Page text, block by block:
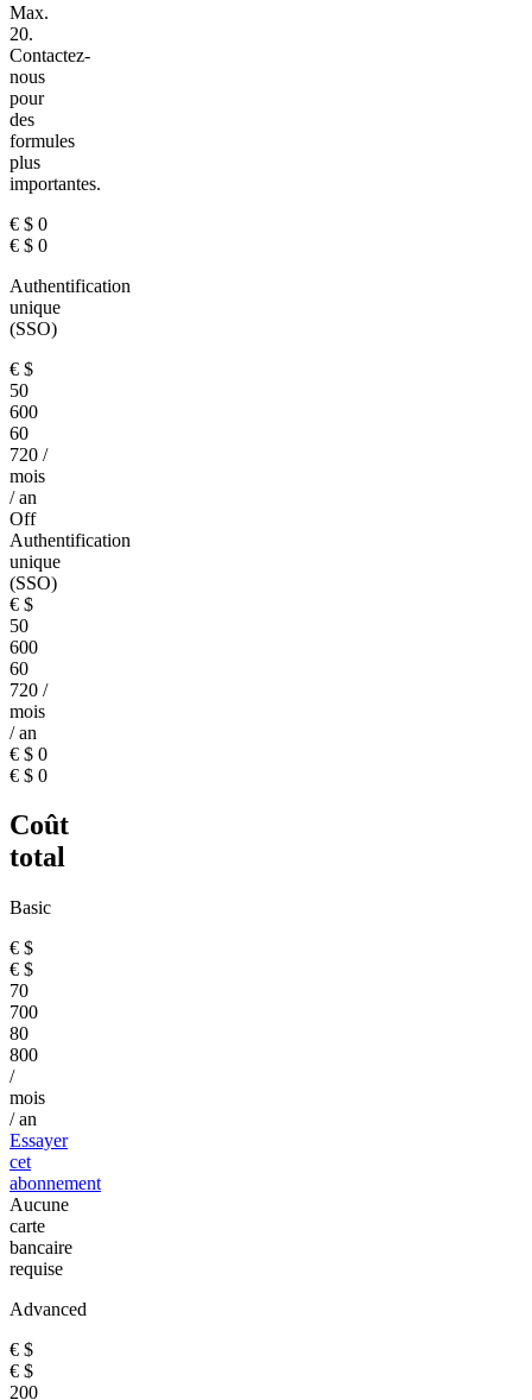
Max.
20.
Contactez-
nous
pour
des
formules
plus
importantes.
€ $ 0
€ $ 0
Authentification
unique
(SSO)
€ $
50
600
60
720 /
mois
/ an
Off
Authentification
unique
(SSO)
€ $
50
600
60
720 /
mois
/ an
€ $ 0
€ $ 0
Coût
total
Basic
€ $
€ $
70
700
80
800
/
mois
/ an
Essayer
cet
abonnement
Aucune
carte
bancaire
requise
Advanced
€ $
€ $
200